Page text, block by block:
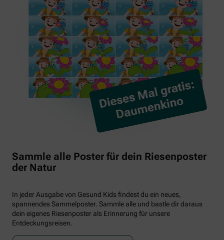
Sammle alle Poster für dein Riesenposter
der Natur
In jeder Ausgabe von Gesund Kids findest du ein neues,
spannendes Sammelposter. Sammle alle und bastle dir daraus
dein eigenes Riesenposter als Erinnerung für unsere
Entdeckungsreisen.